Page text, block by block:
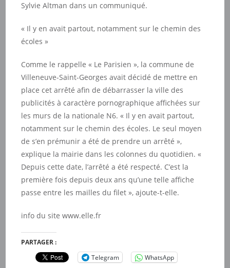
Sylvie Altman dans un communiqué.
« Il y en avait partout, notamment sur le chemin des
écoles »
Comme le rappelle « Le Parisien », la commune de
Villeneuve-Saint-Georges avait décidé de mettre en
place cet arrêté afin de débarrasser la ville des
publicités à caractère pornographique affichées sur
les murs de la nationale N6. « Il y en avait partout,
notamment sur le chemin des écoles. Le seul moyen
de s’en prémunir a été de prendre un arrêté »,
explique la mairie dans les colonnes du quotidien. «
Depuis cette date, l’arrêté a été respecté. C’est la
première fois depuis deux ans qu’une telle affiche
passe entre les mailles du filet », ajoute-t-elle.
info du site www.elle.fr
PARTAGER :
Telegram
WhatsApp